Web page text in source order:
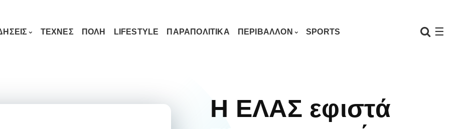
☰
ΤΕΧΝΕΣ ΠΟΛΗ LIFESTYLE ΠΑΡΑΠΟΛΙΤΙΚΑ ΠΕΡΙΒΑΛΛΟΝ SPORTS
Η ΕΛΑΣ εφιστά